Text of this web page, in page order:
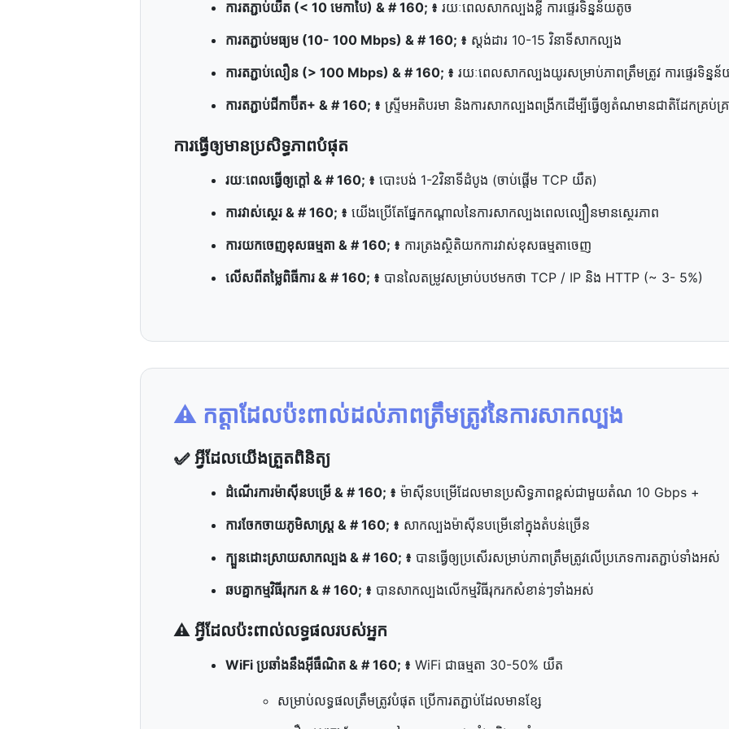
ការ​តភ្ជាប់​យឺត (< 10 មេកាបៃ) & # 160; ៖ រយៈពេល​សាកល្បង​ខ្លី ការ​ផ្ទេរ​ទិន្នន័យ​តូច
ការ​តភ្ជាប់​មធ្យម (10- 100 Mbps) & # 160; ៖ ស្តង់ដារ 10-15 វិនាទីសាកល្បង
ការ​តភ្ជាប់​លឿន (> 100 Mbps) & # 160; ៖ រយៈពេល​សាកល្បង​យូរ​សម្រាប់​ភាព​ត្រឹមត្រូវ ការ​ផ្ទេរ​ទិន្ន
ការ​តភ្ជាប់​ជីកាប៊ីត+ & # 160; ៖ ស្ទ្រីម​អតិបរមា និង​ការ​សាកល្បង​ពង្រីក​ដើម្បី​ធ្វើ​ឲ្យ​តំណ​មាន​ជាតិ​ដែក​គ្រប់គ្
ការ​ធ្វើ​ឲ្យ​មាន​ប្រសិទ្ធភាព​បំផុត
រយៈពេល​ធ្វើ​ឲ្យ​ក្ដៅ & # 160; ៖ បោះបង់​ 1-2វិនាទី​ដំបូង (ចាប់ផ្ដើម TCP យឺត)
ការ​វាស់​ស្ថេរ & # 160; ៖ យើង​ប្រើ​តែ​ផ្នែក​កណ្ដាល​នៃ​ការ​សាកល្បង​ពេល​ល្បឿន​មាន​ស្ថេរភាព
ការ​យក​ចេញ​ខុស​ធម្មតា & # 160; ៖ ការ​ត្រង​ស្ថិតិ​យក​ការ​វាស់​ខុស​ធម្មតា​ចេញ
លើស​ពី​តម្លៃ​ពិធីការ & # 160; ៖ បាន​លៃតម្រូវ​សម្រាប់​បឋមកថា TCP / IP និង HTTP (~ 3- 5%)
⚠️ កត្តា​ដែល​ប៉ះពាល់​ដល់​ភាព​ត្រឹមត្រូវ​នៃ​ការ​សាកល្បង
✅ អ្វី​ដែល​យើង​ត្រួតពិនិត្យ
ដំណើរការ​ម៉ាស៊ីន​បម្រើ & # 160; ៖ ម៉ាស៊ីនបម្រើដែលមានប្រសិទ្ធភាពខ្ពស់ជាមួយតំណ 10 Gbps +
ការ​ចែកចាយ​ភូមិសាស្ត្រ & # 160; ៖ សាកល្បង​ម៉ាស៊ីន​បម្រើ​នៅ​ក្នុង​តំបន់​ច្រើន
ក្បួន​ដោះស្រាយ​សាកល្បង & # 160; ៖ បាន​ធ្វើ​ឲ្យ​ប្រសើរ​សម្រាប់​ភាព​ត្រឹមត្រូវ​លើ​ប្រភេទ​ការ​តភ្ជាប់​ទាំងអស់
ឆបគ្នា​កម្មវិធី​រុករក & # 160; ៖ បាន​សាកល្បង​លើ​កម្មវិធី​រុករក​សំខាន់ៗ​ទាំងអស់
⚠️ អ្វី​ដែល​ប៉ះពាល់​លទ្ធផល​របស់​អ្នក
WiFi ប្រឆាំងនឹងអ៊ីធឺណិត & # 160; ៖ WiFi ជាធម្មតា 30-50% យឺត
សម្រាប់​លទ្ធផល​ត្រឹមត្រូវ​បំផុត ប្រើ​ការ​តភ្ជាប់​ដែល​មាន​ខ្សែ